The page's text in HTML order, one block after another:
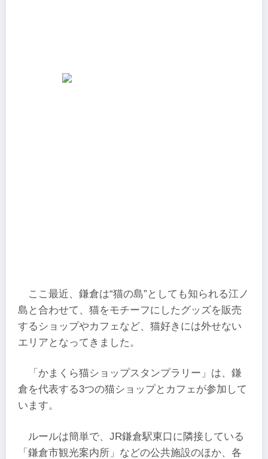
ここ最近、鎌倉は“猫の島”としても知られる江ノ
島と合わせて、猫をモチーフにしたグッズを販売
するショップやカフェなど、猫好きには外せない
エリアとなってきました。
「かまくら猫ショップスタンプラリー」は、鎌
倉を代表する3つの猫ショップとカフェが参加して
います。
ルールは簡単で、JR鎌倉駅東口に隣接している
「鎌倉市観光案内所」などの公共施設のほか、各